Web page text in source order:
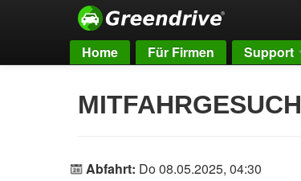
Home Für Firmen Support
MITFAHRGESUCH
Abfahrt: Do 08.05.2025, 04:30